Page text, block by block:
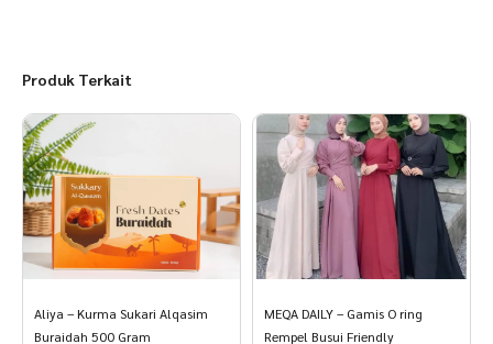
Produk Terkait
Aliya – Kurma Sukari Alqasim
Buraidah 500 Gram
MEQA DAILY – Gamis O ring
Rempel Busui Friendly